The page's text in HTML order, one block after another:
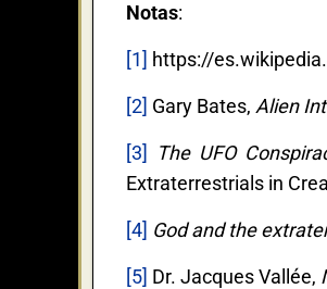
Notas:
[1] https://
[2] Gary Bates, Alien
[3] The UFO
Extraterrestrials in
[4] God and the
[5] Dr. Jacques Vallée,